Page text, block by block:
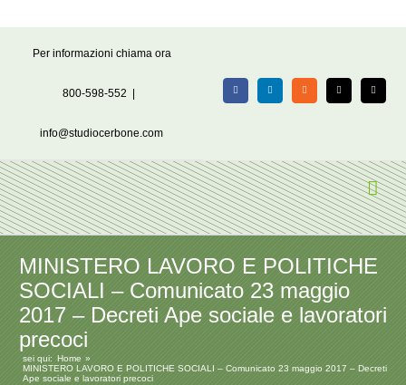
Per informazioni chiama ora
800-598-552
info@studiocerbone.com
FacebookLinkedIn Rss X Email
MINISTERO LAVORO E POLITICHE
SOCIALI – Comunicato 23 maggio
2017 – Decreti Ape sociale e lavoratori
precoci
sei qui: Home
MINISTERO LAVORO E POLITICHE SOCIALI – Comunicato 23 maggio 2017 – Decreti
Ape sociale e lavoratori precoci